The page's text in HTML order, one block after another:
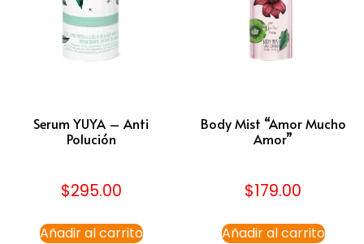
Polución
Añadir al carrito
Amor”
Añadir al carrito